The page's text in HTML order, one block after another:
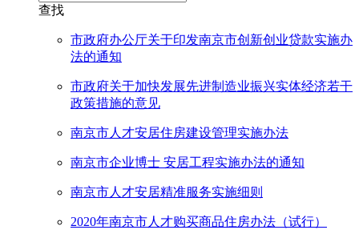
查找
市政府办公厅关于印发南京市创新创业贷款实施办
法的通知
市政府关于加快发展先进制造业振兴实体经济若干
政策措施的意见
南京市人才安居住房建设管理实施办法
南京市企业博士 安居工程实施办法的通知
南京市人才安居精准服务实施细则
2020年南京市人才购买商品住房办法（试行）